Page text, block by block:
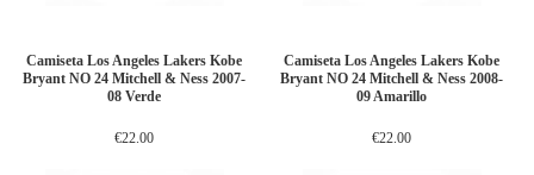
Camiseta Los Angeles Lakers Kobe
Bryant NO 24 Mitchell & Ness 2007-
08 Verde
€22.00
Camiseta Los Angeles Lakers Kobe
Bryant NO 24 Mitchell & Ness 2008-
09 Amarillo
€22.00